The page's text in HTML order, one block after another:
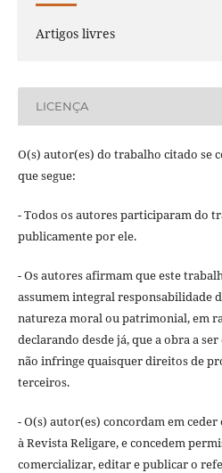
Artigos livres
LICENÇA
O(s) autor(es) do trabalho citado se
que segue:
- Todos os autores participaram do
publicamente por ele.
- Os autores afirmam que este
assumem integral responsabilidade
natureza moral ou patrimonial, em
declarando desde já, que a obra a
não infringe quaisquer direitos de
terceiros.
- O(s) autor(es) concordam em
à Revista Religare, e concedem
comercializar, editar e publicar o